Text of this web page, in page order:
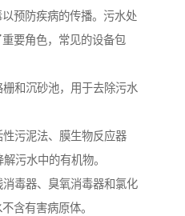
预防疾病的传播。污水处
要角色，常见的设备包
和沉砂池，用于去除污水
污泥法、膜生物反应器
污水中的有机物。
毒器、臭氧消毒器和氯化
含有害病原体。